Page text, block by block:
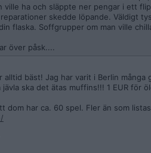
ville ha och släppte ner pengar i ett
skedde löpande. Väldigt
flaska. Soffgrupper om man ville
över påsk....
alltid bäst! Jag har varit i Berlin
jävla ska det ätas muffins!!! 1 EUR för
dom har ca. 60 spel. Fler än som